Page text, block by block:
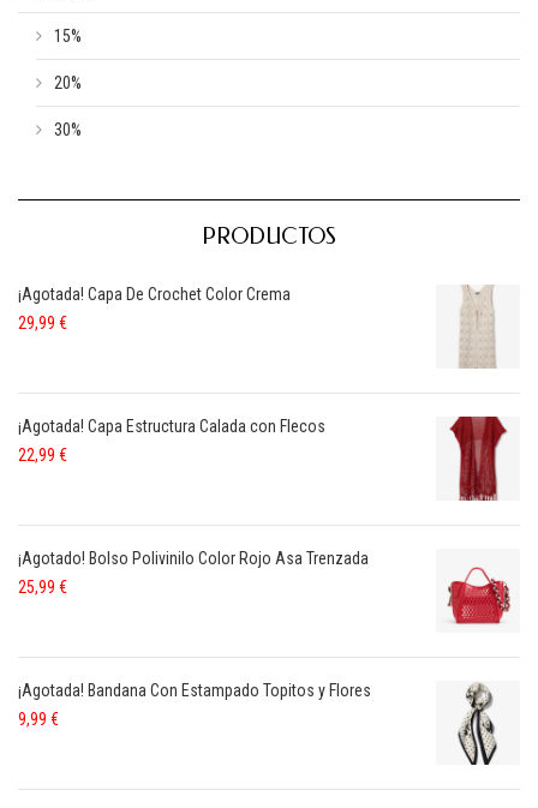
15%
20%
30%
PRODUCTOS
¡Agotada! Capa De Crochet Color Crema
29,99 €
¡Agotada! Capa Estructura Calada con Flecos
22,99 €
¡Agotado! Bolso Polivinilo Color Rojo Asa Trenzada
25,99 €
¡Agotada! Bandana Con Estampado Topitos y Flores
9,99 €